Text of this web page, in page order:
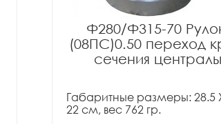
Ф280/Ф315-70
(08ПС)0.50 переход
сечения
Габаритные размеры: 28.5
22 см, вес 762 гр.